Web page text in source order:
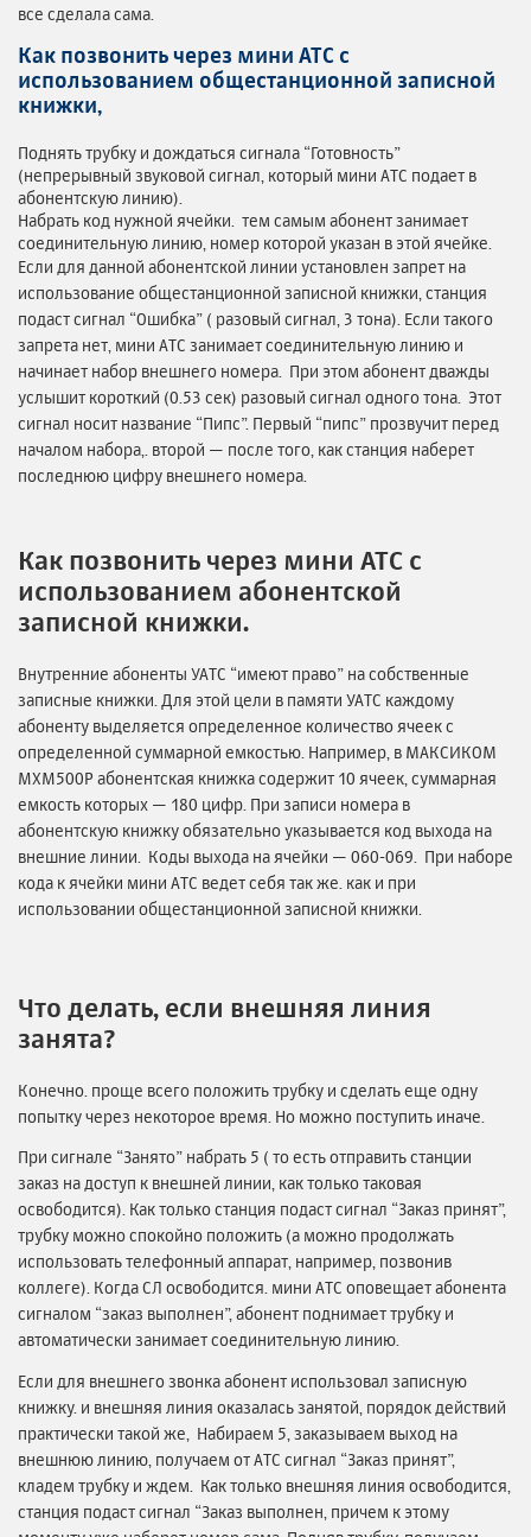
все сделала сама.
Как позвонить через мини АТС с
использованием общестанционной записной
книжки,
Поднять трубку и дождаться сигнала “Готовность”
(непрерывный звуковой сигнал, который мини АТС подает в
абонентскую линию).
Набрать код нужной ячейки. тем самым абонент занимает
соединительную линию, номер которой указан в этой ячейке.
Если для данной абонентской линии установлен запрет на
использование общестанционной записной книжки, станция
подаст сигнал “Ошибка” ( разовый сигнал, 3 тона). Если такого
запрета нет, мини АТС занимает соединительную линию и
начинает набор внешнего номера. При этом абонент дважды
услышит короткий (0.53 сек) разовый сигнал одного тона. Этот
сигнал носит название “Пипс”. Первый “пипс” прозвучит перед
началом набора,. второй — после того, как станция наберет
последнюю цифру внешнего номера.
Как позвонить через мини АТС с
использованием абонентской
записной книжки.
Внутренние абоненты УАТС “имеют право” на собственные
записные книжки. Для этой цели в памяти УАТС каждому
абоненту выделяется определенное количество ячеек с
определенной суммарной емкостью. Например, в МАКСИКОМ
MXM500P абонентская книжка содержит 10 ячеек, суммарная
емкость которых — 180 цифр. При записи номера в
абонентскую книжку обязательно указывается код выхода на
внешние линии. Коды выхода на ячейки — 060-069. При наборе
кода к ячейки мини АТС ведет себя так же. как и при
использовании общестанционной записной книжки.
Что делать, если внешняя линия
занята?
Конечно. проще всего положить трубку и сделать еще одну
попытку через некоторое время. Но можно поступить иначе.
При сигнале “Занято” набрать 5 ( то есть отправить станции
заказ на доступ к внешней линии, как только таковая
освободится). Как только станция подаст сигнал “Заказ принят”,
трубку можно спокойно положить (а можно продолжать
использовать телефонный аппарат, например, позвонив
коллеге). Когда СЛ освободится. мини АТС оповещает абонента
сигналом “заказ выполнен”, абонент поднимает трубку и
автоматически занимает соединительную линию.
Если для внешнего звонка абонент использовал записную
книжку. и внешняя линия оказалась занятой, порядок действий
практически такой же, Набираем 5, заказываем выход на
внешнюю линию, получаем от АТС сигнал “Заказ принят”,
кладем трубку и ждем. Как только внешняя линия освободится,
станция подаст сигнал “Заказ выполнен, причем к этому